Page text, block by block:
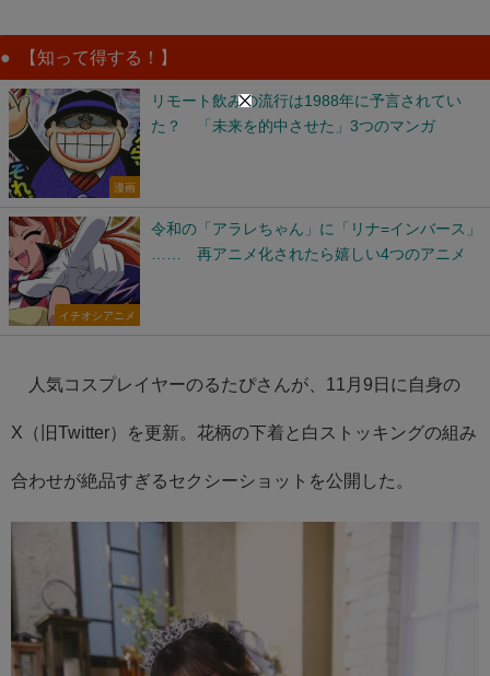
【知って得する！】
漫画
リモート飲みの流行は1988年に予言されてい
た？ 「未来を的中させた」3つのマンガ
イチオシアニメ
令和の「アラレちゃん」に「リナ=インバース」
…… 再アニメ化されたら嬉しい4つのアニメ
人気コスプレイヤーのるたぴさんが、11月9日に自身の
X（旧Twitter）を更新。花柄の下着と白ストッキングの組み
合わせが絶品すぎるセクシーショットを公開した。